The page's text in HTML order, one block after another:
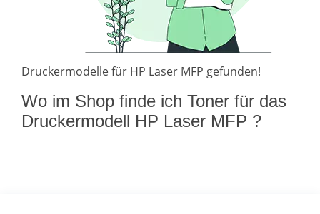
Druckermodelle für HP Laser MFP gefunden!
Wo im Shop finde ich Toner für das
Druckermodell HP Laser MFP ?